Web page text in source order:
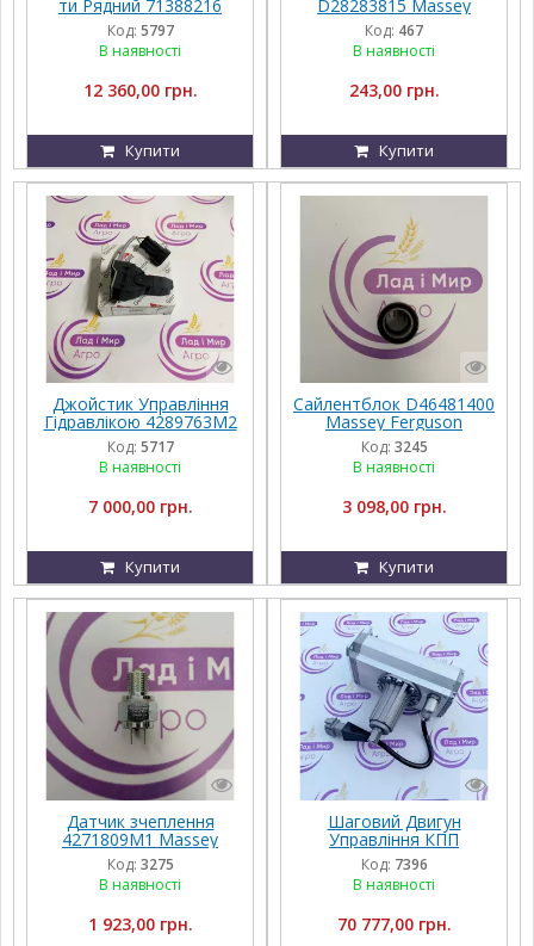
ти Рядний 71388216
Massey Ferguson
Код: 5797
В наявності
12 360,00 грн.
Купити
D28283815 Massey
Ferguson
Код: 467
В наявності
243,00 грн.
Купити
Джойстик Управління
Гідравлікою 4289763M2
Fendt
Код: 5717
В наявності
7 000,00 грн.
Купити
Сайлентблок D46481400
Massey Ferguson
Код: 3245
В наявності
3 098,00 грн.
Купити
Датчик зчеплення
4271809M1 Massey
Ferguson
Код: 3275
В наявності
1 923,00 грн.
Шаговий Двигун
Управління КПП
G931100970012,
G931970160105,
G931100970010,
G931100970011 Massey
Код: 7396
В наявності
70 777,00 грн.